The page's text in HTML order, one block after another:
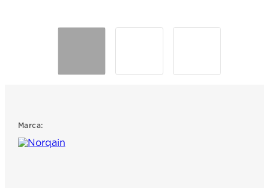
Marca:
4.
tissot